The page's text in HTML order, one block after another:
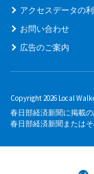
アクセスデータの
お問い合わせ
広告のご案内
Copyright 2026 Local
春日部経済新聞に掲載
春日部経済新聞または